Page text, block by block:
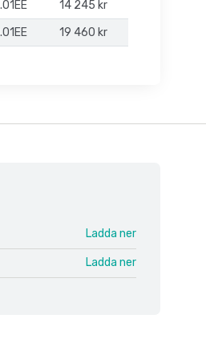
14 245 kr
19 460 kr
Ladda ner
Ladda ner